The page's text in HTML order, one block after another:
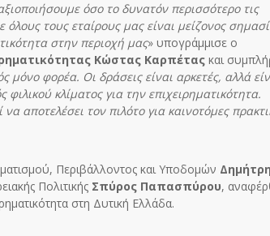
όσο το δυνατόν περισσότερο τις
τους εταίρους μας είναι μείζονος
στην περιοχή μας» υπογράμμισε ο
Κώστας Καρπέτας και
μόνο φορέα. Οι δράσεις είναι αρκετές, αλλά
κλίματος για την επιχειρηματικότητα.
αποτελέσει τον πιλότο για καινοτόμες
Περιβάλλοντος και Υποδομών
Πολιτικής Σπύρος Παπασπύρου,
στη Δυτική Ελλάδα.